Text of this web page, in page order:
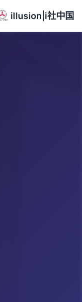
illusion|i社中国